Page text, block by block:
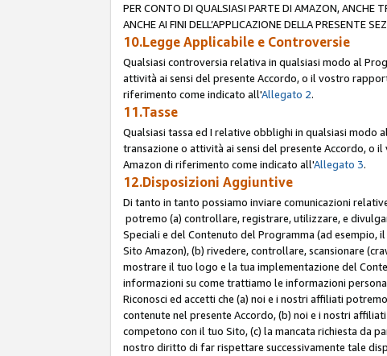
PER CONTO DI QUALSIASI PARTE DI AMAZON, ANCHE
ANCHE AI FINI DELL’APPLICAZIONE DELLA PRESENTE
10.Legge Applicabile e Controversie
Qualsiasi controversia relativa in qualsiasi modo al
attività ai sensi del presente Accordo, o il vostro
riferimento come indicato all'Allegato 2.
11.Tasse
Qualsiasi tassa ed I relative obblighi in qualsiasi modo
transazione o attività ai sensi del presente Accordo, o
Amazon di riferimento come indicato all'Allegato 3.
12.Disposizioni Aggiuntive
Di tanto in tanto possiamo inviare comunicazioni
potremo (a) controllare, registrare, utilizzare, e
Speciali e del Contenuto del Programma (ad esempio,
Sito Amazon), (b) rivedere, controllare, scansionare
mostrare il tuo logo e la tua implementazione del
informazioni su come trattiamo le informazioni
Riconosci ed accetti che (a) noi e i nostri affiliati
contenute nel presente Accordo, (b) noi e i nostri
competono con il tuo Sito, (c) la mancata richiesta da
nostro diritto di far rispettare successivamente tale